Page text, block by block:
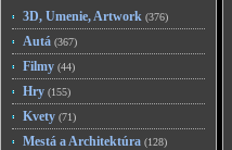
3D, Umenie, Artwork (376)
Autá (367)
Filmy (44)
Hry (155)
Kvety (71)
Mestá a Architektúra (128)